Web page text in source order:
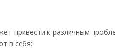
привести к различным
в себя: